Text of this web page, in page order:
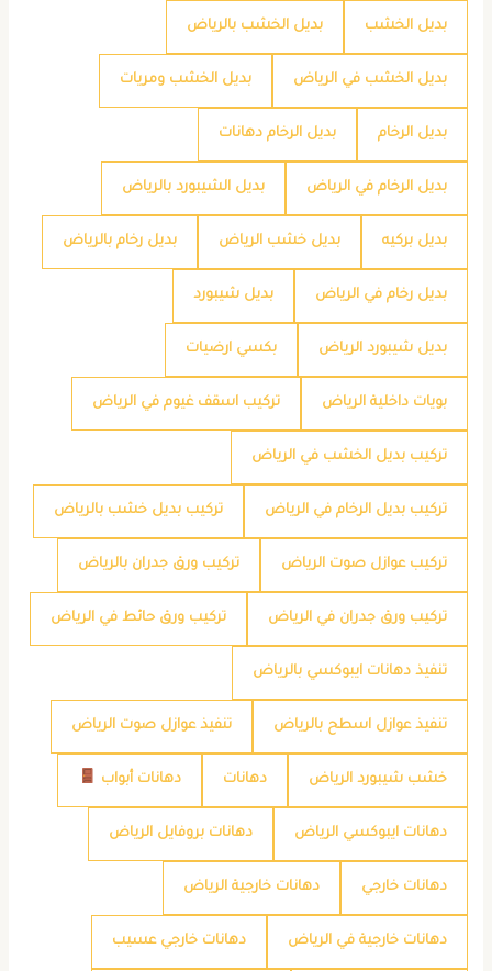
بديل الخشب بديل الخشب بالرياض
بديل الخشب في الرياض بديل الخشب ومريات
بديل الرخام بديل الرخام دهانات
بديل الرخام في الرياض بديل الشيبورد بالرياض
بديل بركيه بديل خشب الرياض بديل رخام بالرياض
بديل رخام في الرياض بديل شيبورد
بديل شيبورد الرياض بكسي ارضيات
بويات داخلية الرياض تركيب اسقف غيوم في الرياض
تركيب بديل الخشب في الرياض
تركيب بديل الرخام في الرياض تركيب بديل خشب بالرياض
تركيب عوازل صوت الرياض تركيب ورق جدران بالرياض
تركيب ورق جدران في الرياض تركيب ورق حائط في الرياض
تنفيذ دهانات ايبوكسي بالرياض
تنفيذ عوازل اسطح بالرياض تنفيذ عوازل صوت الرياض
خشب شيبورد الرياض دهانات دهانات أبواب
دهانات ايبوكسي الرياض دهانات بروفايل الرياض
دهانات خارجي دهانات خارجية الرياض
دهانات خارجية في الرياض دهانات خارجي عسيب